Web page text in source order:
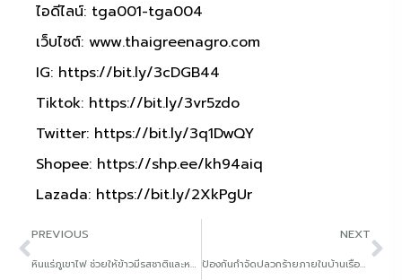
ไอดีไลน์: tga001-tga004
เว็บไซต์: www.thaigreenagro.com
IG: https://bit.ly/3cDGB44
Tiktok: https://bit.ly/3vr5zdo
Twitter: https://bit.ly/3q1DwQY
Shopee: https://shp.ee/kh94aiq
Lazada: https://bit.ly/2XkPgUr
PREVIOUS
หินแร่ภูเขาไฟ ช่วยให้ข้าวมีรสชาติและหอมอร่อยยิ่งขึ้น
NEXT
ป้องกันกำจัดปลวกร้ายภายในบ้านเรือน แบบตายยกรัง ไม่อันตรายต่อผู้ใช้